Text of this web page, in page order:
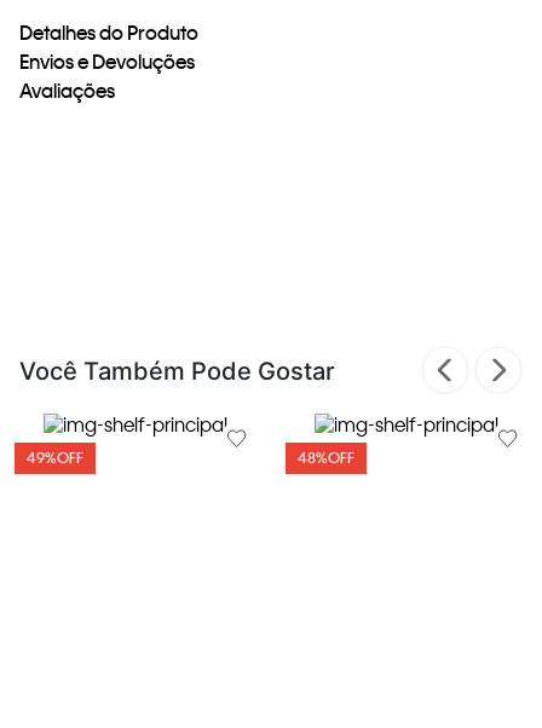
Detalhes do Produto
Envios e Devoluções
Avaliações
Você Também Pode Gostar
49%OFF 48%OFF